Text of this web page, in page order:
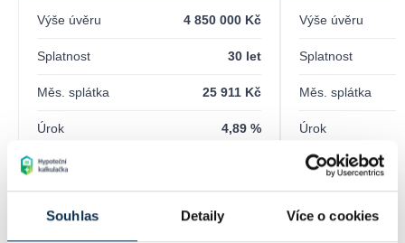
Souhlas Detaily Více o cookies
Výše úvěru 4 850 000 Kč
Splatnost 30 let
Měs. splátka 25 911 Kč
Úrok 4,89 %
Fixace
Výše úvěru
Splatnost
Měs. splátka
Úrok
Fixace